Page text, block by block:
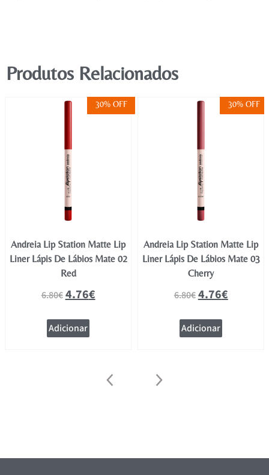
Produtos Relacionados
30% OFF
Andreia Lip Station Matte Lip
Liner Lápis De Lábios Mate 02
Red
6.80€4.76€
Adicionar
30% OFF
Andreia Lip Station Matte Lip
Liner Lápis De Lábios Mate 03
Cherry
6.80€4.76€
Adicionar